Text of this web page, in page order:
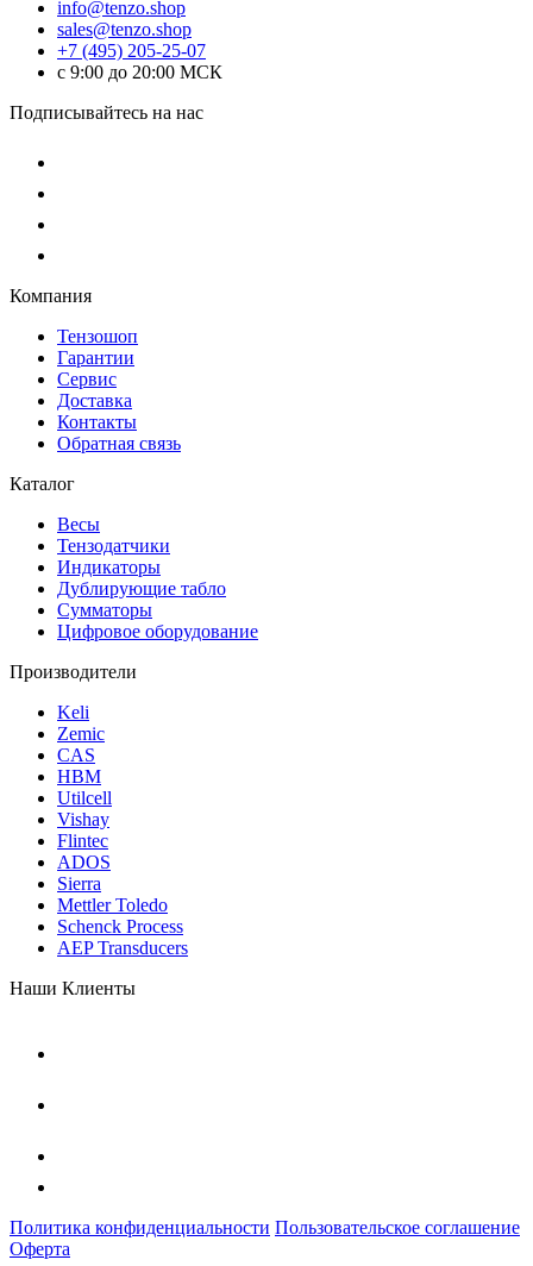
info@tenzo.shop
sales@tenzo.shop
+7 (495) 205-25-07
с 9:00 до 20:00 МСК
Подписывайтесь на нас
Компания
Тензошоп
Гарантии
Сервис
Доставка
Контакты
Обратная связь
Каталог
Весы
Тензодатчики
Индикаторы
Дублирующие табло
Сумматоры
Цифровое оборудование
Производители
Keli
Zemic
CAS
HBM
Utilcell
Vishay
Flintec
ADOS
Sierra
Mettler Toledo
Schenck Process
AEP Transducers
Наши Клиенты
Политика конфиденциальности Пользовательское соглашение
Оферта